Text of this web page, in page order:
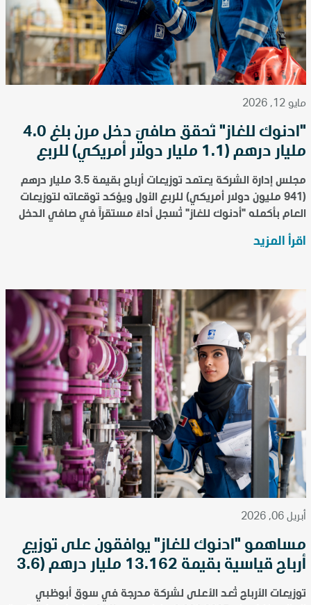
مايو 12, 2026
"أدنوك للغاز" تُحقق صافيَ دخل مرن بلغ 4.0
مليار درهم (1.1 مليار دولار أمريكي) للربع
الأول من عام 2026
مجلس إدارة الشركة يعتمد توزيعات أرباح بقيمة 3.5 مليار درهم
(941 مليون دولار أمريكي) للربع الأول ويؤكد توقعاته لتوزيعات
العام بأكمله "أدنوك للغاز" تُسجل أداءً مستقراً في صافي الدخل
رغم الاضطرابات غير المسبوقة في حرك...
اقرأ المزيد
أبريل 06, 2026
مساهمو "أدنوك للغاز" يوافقون على توزيع
أرباح قياسية بقيمة 13.162 مليار درهم (3.6
مليار دولار) عن كامل عام 2025
توزيعات الأرباح تُعد الأعلى لشركة مدرجة في سوق أبوظبي